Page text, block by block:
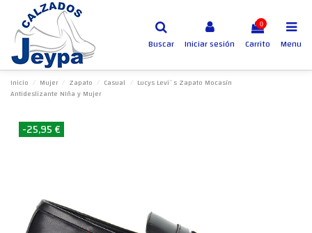
Buscar Iniciar sesión
0
Carrito Menu
Inicio Mujer Zapato Casual
Lucys Levi´s Zapato Mocasín
Antideslizante NIña y Mujer
-25,95 €